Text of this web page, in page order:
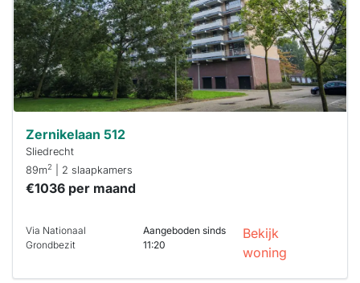
reageren.
Stekkies helpt
je hierbij!
Zernikelaan 512
Sliedrecht
89m2 | 2 slaapkamers
€1036 per maand
Via Nationaal
Grondbezit
Aangeboden sinds
11:20
Bekijk
woning